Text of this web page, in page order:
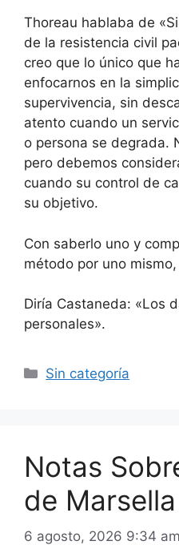
Thoreau hablaba de
de la resistencia civil
creo que lo único que
enfocarnos en la
supervivencia, sin
atento cuando un
o persona se degrada.
pero debemos
cuando su control de
su objetivo.
Con saberlo uno y
método por uno
Diría Castaneda: «Los
personales».
Categorías
Sin categoría
Notas
de Marsella
6 agosto, 2026 9:34 am